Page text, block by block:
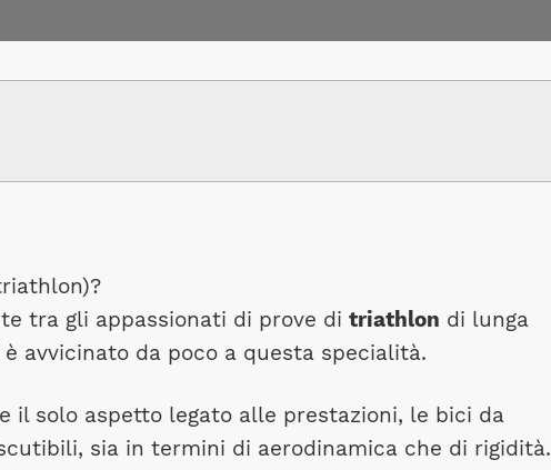
tra gli appassionati di prove di triathlon di lunga
avvicinato da poco a questa specialità.
il solo aspetto legato alle prestazioni, le bici da
sia in termini di aerodinamica che di rigidità.